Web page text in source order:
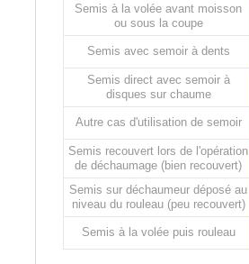
Semis à la volée avant moisson
ou sous la coupe
Semis avec semoir à dents
Semis direct avec semoir à
disques sur chaume
Autre cas d'utilisation de semoir
Semis recouvert lors de l'opération
de déchaumage (bien recouvert)
Semis sur déchaumeur déposé au
niveau du rouleau (peu recouvert)
Semis à la volée puis rouleau